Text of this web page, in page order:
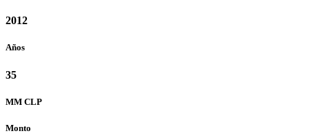
2012
Años
35
MM CLP
Monto